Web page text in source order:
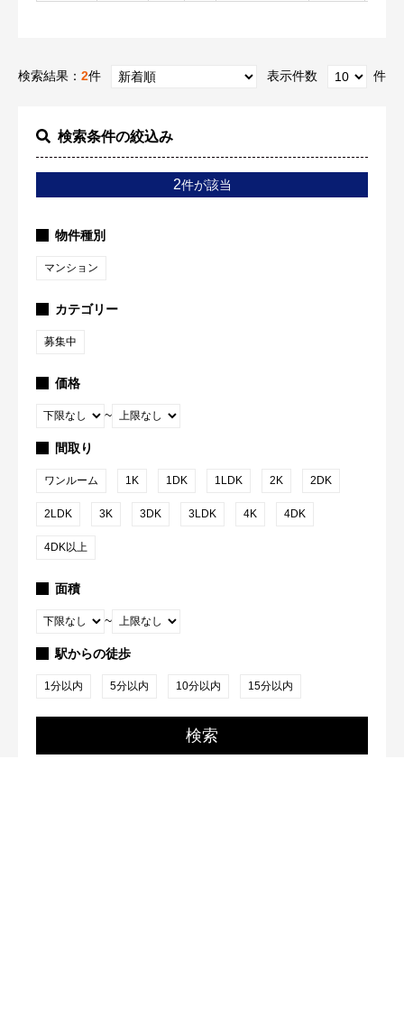
検索条件の絞込み
2件が該当
物件種別
マンション
カテゴリー
募集中
価格
~
間取り
ワンルーム 1K 1DK 1LDK 2K 2DK
2LDK 3K 3DK 3LDK 4K 4DK
4DK以上
面積
~
駅からの徒歩
1分以内 5分以内 10分以内 15分以内
検索
検索結果： 2件 表示件数 件